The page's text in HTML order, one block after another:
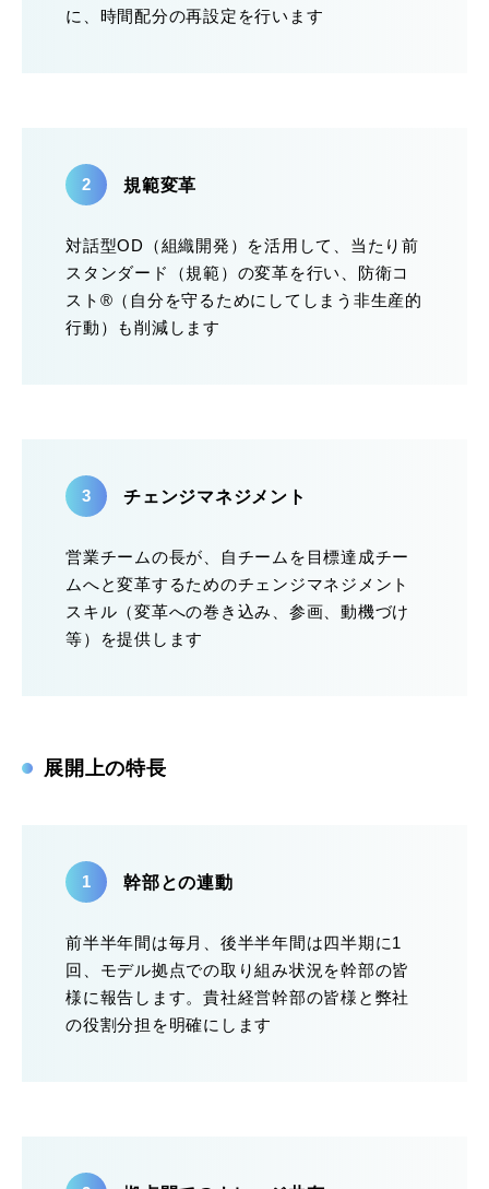
に、時間配分の再設定を行います
規範変革
対話型OD（組織開発）を活用して、当たり前
スタンダード（規範）の変革を行い、防衛コ
スト®（自分を守るためにしてしまう非生産的
行動）も削減します
チェンジマネジメント
営業チームの長が、自チームを目標達成チー
ムへと変革するためのチェンジマネジメント
スキル（変革への巻き込み、参画、動機づけ
等）を提供します
展開上の特長
幹部との連動
前半半年間は毎月、後半半年間は四半期に1
回、モデル拠点での取り組み状況を幹部の皆
様に報告します。貴社経営幹部の皆様と弊社
の役割分担を明確にします